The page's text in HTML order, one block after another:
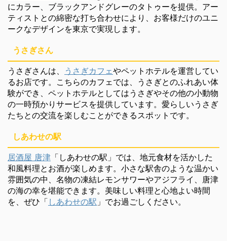
にカラー、ブラックアンドグレーのタトゥーを提供。アー
ティストとの綿密な打ち合わせにより、お客様だけのユニ
ークなデザインを東京で実現します。
うさぎさん
うさぎさんは、 うさぎカフェやペットホテルを運営してい
るお店です。こちらのカフェでは、うさぎとのふれあい体
験ができ、ペットホテルとしてはうさぎやその他の小動物
の一時預かりサービスを提供しています。愛らしいうさぎ
たちとの交流を楽しむことができるスポットです。
しあわせの駅
居酒屋 唐津 「しあわせの駅」では、地元食材を活かした
和風料理とお酒が楽しめます。小さな駅舎のような温かい
雰囲気の中、名物の凍結レモンサワーやアジフライ、唐津
の海の幸を堪能できます。美味しい料理と心地よい時間
を、ぜひ「 しあわせの駅 」でお過ごしください。